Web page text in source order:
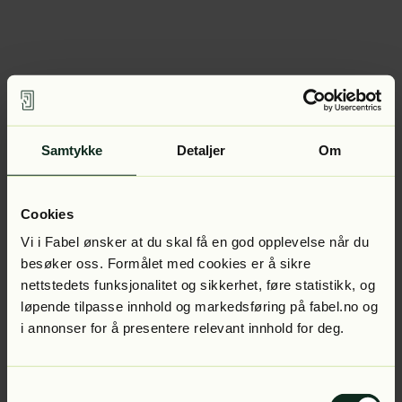
Samtykke Detaljer Om
Cookies
Vi i Fabel ønsker at du skal få en god opplevelse når du
besøker oss. Formålet med cookies er å sikre
nettstedets funksjonalitet og sikkerhet, føre statistikk, og
løpende tilpasse innhold og markedsføring på fabel.no og
i annonser for å presentere relevant innhold for deg.